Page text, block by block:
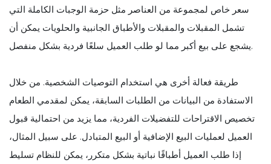
سعر خاص لمجموعة من العناصر مثل حزمة الوجبات الكاملة التي
تشمل المقبلات والمقبلات والأطباق الجانبية والحلويات يمكن أن
يشجع على بيع أكبر مما لو طلب العميل سلعًا فردية بشكل منفصل.
طريقة فعالة أخرى هي استخدام التوصيات الشخصية. من خلال
الاستفادة من البيانات من الطلبات السابقة، يمكن لمقدمي الطعام
تخصيص الاقتراحات للتفضيلات الفردية، مما يزيد من احتمالية قبول
العميل لعمليات البيع الإضافية أو البيع المتبادل. على سبيل المثال،
إذا طلب العميل أطباقًا نباتية بشكل متكرر، يمكن للنظام تسليط